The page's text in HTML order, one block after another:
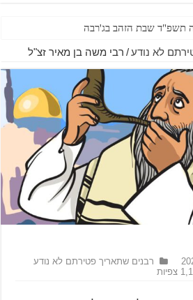
תשפ"ד שבת הזהב בג'רבה
לא נודע/ רבי משה בן מאיר זצ"ל
רבנים שתאריך פטירתם לא נודע
צפיות